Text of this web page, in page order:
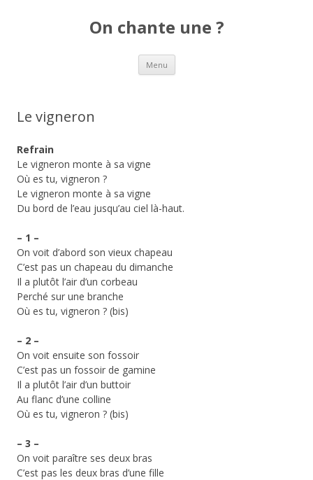
On chante une ?
Menu Aller
contenu
Le vigneron
Refrain
Le vigneron monte à sa vigne
Où es tu, vigneron ?
Le vigneron monte à sa vigne
Du bord de l’eau jusqu’au ciel là-haut.
– 1 –
On voit d’abord son vieux chapeau
C’est pas un chapeau du dimanche
Il a plutôt l’air d’un corbeau
Perché sur une branche
Où es tu, vigneron ? (bis)
– 2 –
On voit ensuite son fossoir
C’est pas un fossoir de gamine
Il a plutôt l’air d’un buttoir
Au flanc d’une colline
Où es tu, vigneron ? (bis)
– 3 –
On voit paraître ses deux bras
C’est pas les deux bras d’une fille